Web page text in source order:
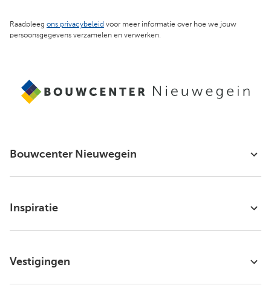
Raadpleeg ons privacybeleid voor meer informatie over hoe we jouw
persoonsgegevens verzamelen en verwerken.
Bouwcenter Nieuwegein
Inspiratie
Vestigingen